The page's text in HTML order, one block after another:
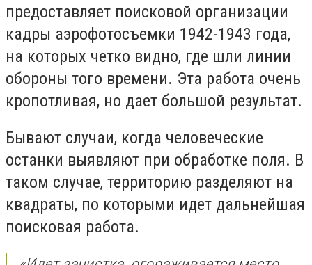
предоставляет поисковой организации
кадры аэрофотосъемки 1942-1943 года,
на которых четко видно, где шли линии
обороны того времени. Эта работа очень
кропотливая, но дает большой результат.
Бывают случаи, когда человеческие
останки выявляют при обработке поля. В
таком случае, территорию разделяют на
квадраты, по которыми идет дальнейшая
поисковая работа.